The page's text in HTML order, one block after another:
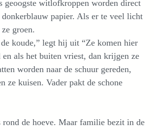
geoogste witlofkroppen worden direct
donkerblauw papier. Als er te veel licht
groen.
koude,” legt hij uit “Ze komen hier
als het buiten vriest, dan krijgen ze
worden naar de schuur gereden,
ze kuisen. Vader pakt de schone
de hoeve. Maar familie bezit in de